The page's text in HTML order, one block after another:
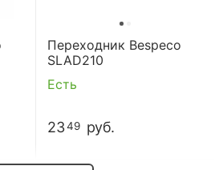
Переходник Bespeco
SLAD210
Есть
2349 руб.